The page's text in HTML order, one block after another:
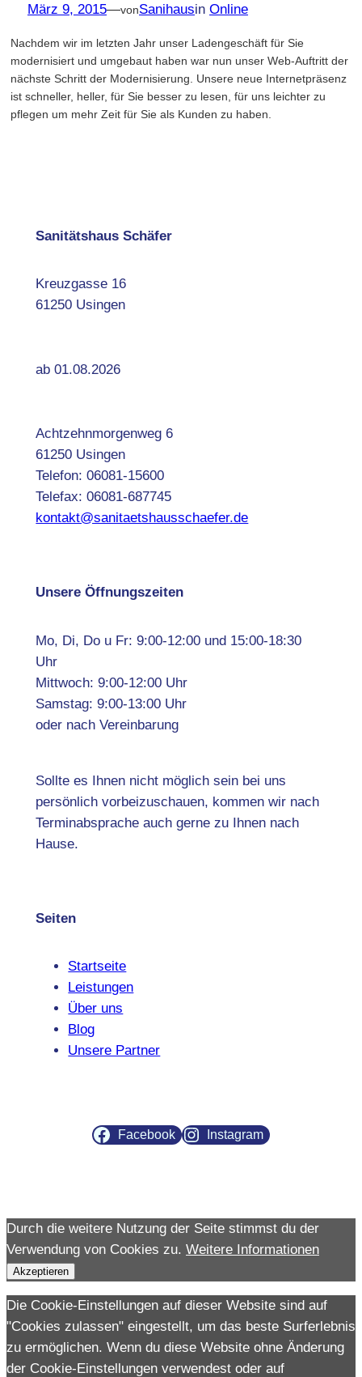
März 9, 2015—vonSanihausin Online
Nachdem wir im letzten Jahr unser Ladengeschäft für Sie
modernisiert und umgebaut haben war nun unser Web-Auftritt der
nächste Schritt der Modernisierung. Unsere neue Internetpräsenz
ist schneller, heller, für Sie besser zu lesen, für uns leichter zu
pflegen um mehr Zeit für Sie als Kunden zu haben.
Sanitätshaus Schäfer
Kreuzgasse 16
61250 Usingen
ab 01.08.2026
Achtzehnmorgenweg 6
61250 Usingen
Telefon: 06081-15600
Telefax: 06081-687745
kontakt@sanitaetshausschaefer.de
Unsere Öffnungszeiten
Mo, Di, Do u Fr: 9:00-12:00 und 15:00-18:30
Uhr
Mittwoch: 9:00-12:00 Uhr
Samstag: 9:00-13:00 Uhr
oder nach Vereinbarung
Sollte es Ihnen nicht möglich sein bei uns
persönlich vorbeizuschauen, kommen wir nach
Terminabsprache auch gerne zu Ihnen nach
Hause.
Seiten
Startseite
Leistungen
Über uns
Blog
Unsere Partner
Facebook Instagram
Durch die weitere Nutzung der Seite stimmst du der
Verwendung von Cookies zu. Weitere Informationen
Akzeptieren
Die Cookie-Einstellungen auf dieser Website sind auf
"Cookies zulassen" eingestellt, um das beste Surferlebnis
zu ermöglichen. Wenn du diese Website ohne Änderung
der Cookie-Einstellungen verwendest oder auf